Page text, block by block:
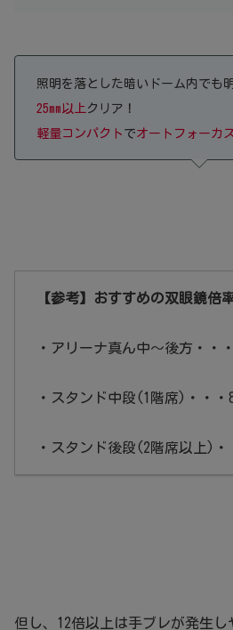
照明を落とした暗いドーム内でも
25mm以上 クリア！
軽量コンパクト でオートフォーカ
【参考】おすすめの双眼鏡倍
・アリーナ真ん中～後方・・
・スタンド中段(1階席)・・・
・スタンド後段(2階席以上)・
但し、12倍以上は手ブレが発生